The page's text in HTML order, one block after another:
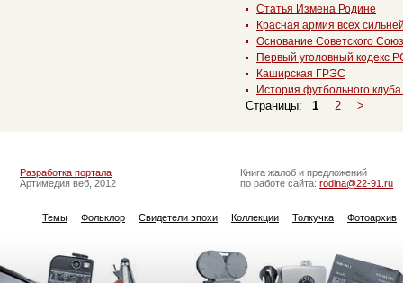
Статья Измена Родине
Красная армия всех
Основание Советского
Первый уголовный кодекс
Каширская ГРЭС
История футбольного
Страницы: 1 2 >
Разработка портала
Артимедия веб, 2012
Книга жалоб и предложений
по работе сайта: rodina@22-91.ru
Темы Фольклор Свидетели эпохи Коллекции Толкучка Фотоархив